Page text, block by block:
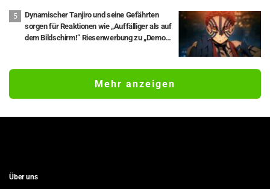
Dynamischer Tanjiro und seine Gefährten
sorgen für Reaktionen wie „Auffälliger als auf
dem Bildschirm!“ Riesenwerbung zu „Demon
große Resonanz
Mehr anzeigen
Über uns